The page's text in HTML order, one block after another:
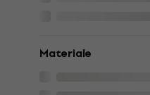
Materiale